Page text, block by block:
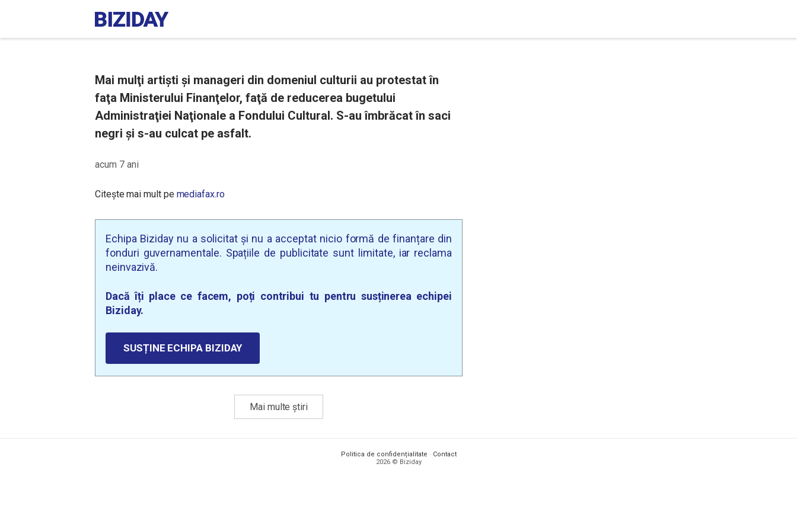
Mai mulţi artişti şi manageri din domeniul culturii au protestat în
faţa Ministerului Finanţelor, faţă de reducerea bugetului
Administraţiei Naţionale a Fondului Cultural. S-au îmbrăcat în saci
negri și s-au culcat pe asfalt.
acum 7 ani
Citește mai mult pe mediafax.ro
Echipa Biziday nu a solicitat și nu a acceptat nicio formă de finanțare din
fonduri guvernamentale. Spațiile de publicitate sunt limitate, iar reclama
neinvazivă.
Dacă îți place ce facem, poți contribui tu pentru susținerea echipei
Biziday.
SUSȚINE ECHIPA BIZIDAY
Mai multe știri
Politica de confidențialitate · Contact
2026 © Biziday